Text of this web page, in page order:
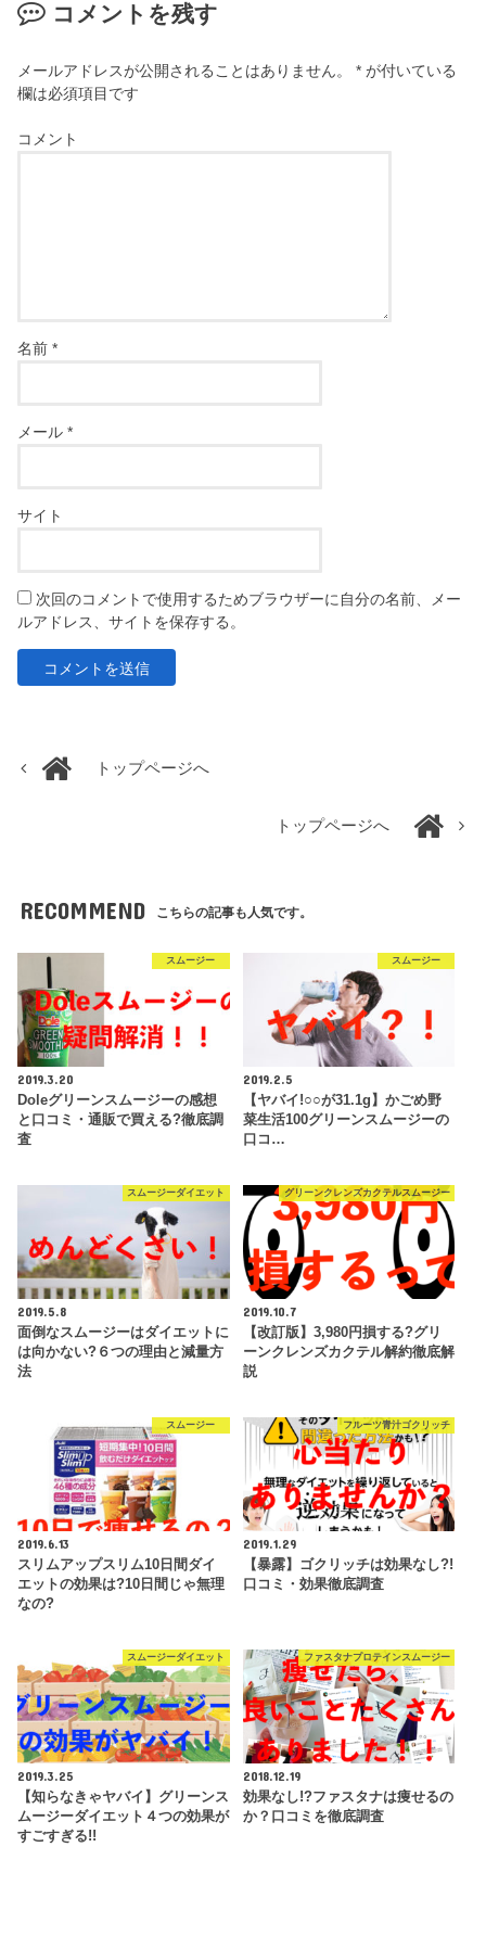
コメントを残す
メールアドレスが公開されることはありません。 * が付いている
欄は必須項目です
コメント
名前*
メール*
サイト
次回のコメントで使用するためブラウザーに自分の名前、メー
ルアドレス、サイトを保存する。
トップページへ
トップページへ
RECOMMEND こちらの記事も人気です。
スムージー
2019.3.20
Doleグリーンスムージーの感想
と口コミ・通販で買える?徹底調
査
スムージー
2019.2.5
【ヤバイ!○○が31.1g】かごめ野
菜生活100グリーンスムージーの
口コ…
スムージーダイエット
2019.5.8
面倒なスムージーはダイエットに
は向かない?６つの理由と減量方
法
グリーンクレンズカクテルスムージー
2019.10.7
【改訂版】3,980円損する?グリ
ーンクレンズカクテル解約徹底解
説
スムージー
2019.6.13
スリムアップスリム10日間ダイ
エットの効果は?10日間じゃ無理
なの?
フルーツ青汁ゴクリッチ
2019.1.29
【暴露】ゴクリッチは効果なし?!
口コミ・効果徹底調査
スムージーダイエット
2019.3.25
【知らなきゃヤバイ】グリーンス
ムージーダイエット４つの効果が
すごすぎる!!
ファスタナプロテインスムージー
2018.12.19
効果なし!?ファスタナは痩せるの
か？口コミを徹底調査